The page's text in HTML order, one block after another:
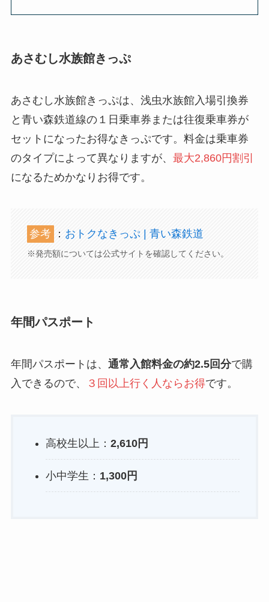
あさむし水族館きっぷ
あさむし水族館きっぷは、浅虫水族館入場引換券
と青い森鉄道線の１日乗車券または往復乗車券が
セットになったお得なきっぷです。料金は乗車券
のタイプによって異なりますが、 最大2,860円割引
になるためかなりお得です。
参考 ： おトクなきっぷ | 青い森鉄道
※発売額については公式サイトを確認してください。
年間パスポート
年間パスポートは、 通常入館料金の約2.5回分で購
入できるので、
３回以上行く人ならお得です。
高校生以上： 2,610円
小中学生： 1,300円